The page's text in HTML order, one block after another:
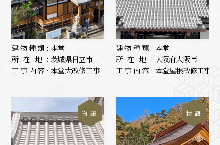
建物種類: 本堂
所在地: 茨城県日立市
工事内容: 本堂大改修工事
建物種類: 本堂
所在地: 大阪府大阪市
工事内容: 本堂屋根改修工事
物 語 物 語